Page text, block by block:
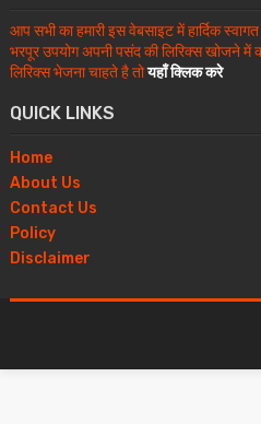
आप सभी का हमारी इस वेबसाइट में हार्दिक
भरपूर उपयोग अपनी पसंद की लिरिक्स खोजने
लिरिक्स भेजना चाहते है तोयहाँ क्लिक करे
QUICK LINKS
Home
About Us
Contact Us
Policy
Disclaimer